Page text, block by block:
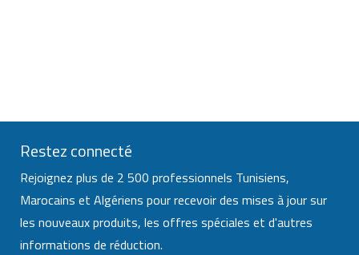
Restez connecté
Rejoignez plus de 2 500 professionnels Tunisiens,
Marocains et Algériens pour recevoir des mises à jour sur
les nouveaux produits, les offres spéciales et d'autres
informations de réduction.